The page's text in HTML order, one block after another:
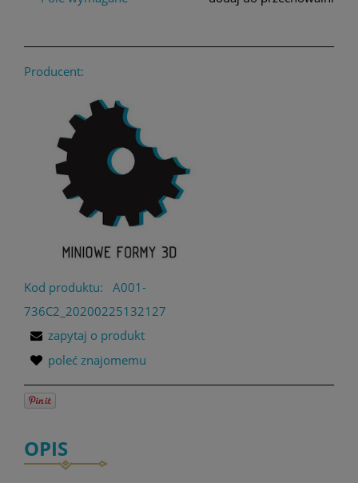
Producent:
Kod produktu:
A001-
736C2_20200225132127
zapytaj o produkt
poleć znajomemu
OPIS